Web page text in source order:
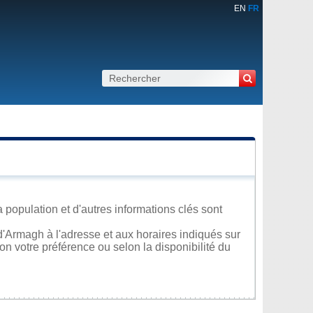
EN FR
et d'autres informations clés sont
à l'adresse et aux horaires indiqués sur
votre préférence ou selon la disponibilité du